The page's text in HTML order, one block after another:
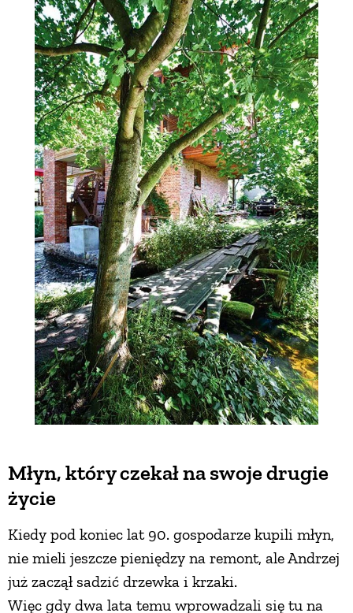
Młyn, który czekał na swoje drugie
życie
Kiedy pod koniec lat 90. gospodarze kupili młyn,
nie mieli jeszcze pieniędzy na remont, ale Andrzej
już zaczął sadzić drzewka i krzaki.
Więc gdy dwa lata temu wprowadzali się tu na